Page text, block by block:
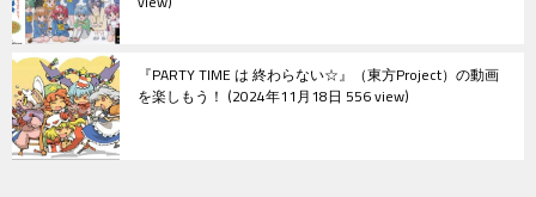
『PARTY TIME は 終わらない☆』（東方Project）の動画
を楽しもう！ 2024年11月18日 556 view